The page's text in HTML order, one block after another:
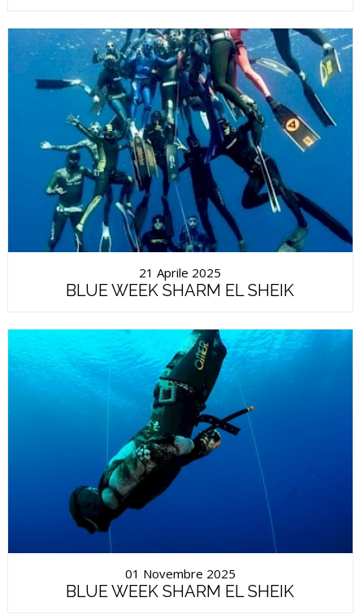
21 Aprile 2025
BLUE WEEK SHARM EL SHEIK
01 Novembre 2025
BLUE WEEK SHARM EL SHEIK